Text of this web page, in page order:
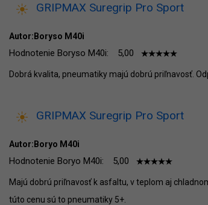
GRIPMAX Suregrip Pro Sport
Autor:Boryso M40i
Hodnotenie Boryso M40i: 5,00
Dobrá kvalita, pneumatiky majú dobrú priľnavosť.
GRIPMAX Suregrip Pro Sport
Autor:Boryo M40i
Hodnotenie Boryo M40i: 5,00
Majú dobrú priľnavosť k asfaltu, v teplom aj
túto cenu sú to pneumatiky 5+.